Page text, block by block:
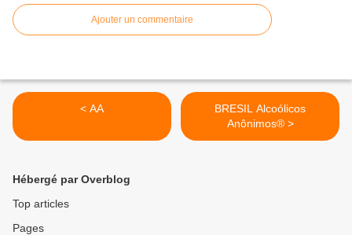
Ajouter un commentaire
< AA
BRESIL Alcoólicos
Anônimos® >
Hébergé par Overblog
Top articles
Pages